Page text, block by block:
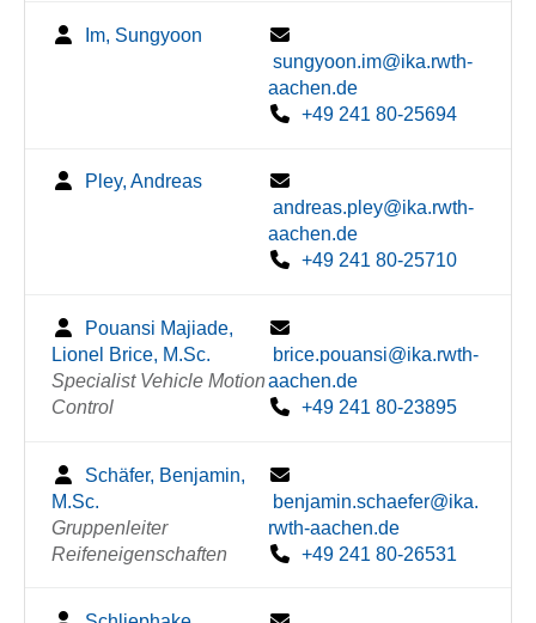
Im, Sungyoon
sungyoon.im@ika.rwth-
aachen.de
+49 241 80-25694
Pley, Andreas
andreas.pley@ika.rwth-
aachen.de
+49 241 80-25710
Pouansi Majiade,
Lionel Brice, M.Sc.
Specialist Vehicle Motion
Control
brice.pouansi@ika.rwth-
aachen.de
+49 241 80-23895
Schäfer, Benjamin,
M.Sc.
Gruppenleiter
Reifeneigenschaften
benjamin.schaefer@ika.
rwth-aachen.de
+49 241 80-26531